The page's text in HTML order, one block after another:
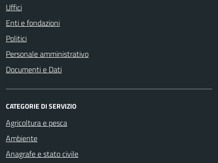
Uffici
Enti e fondazioni
Politici
Personale amministrativo
Documenti e Dati
CATEGORIE DI SERVIZIO
Agricoltura e pesca
Ambiente
Anagrafe e stato civile